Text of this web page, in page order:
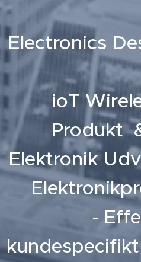
Electronics
ioT
Produkt
Elektronik
-